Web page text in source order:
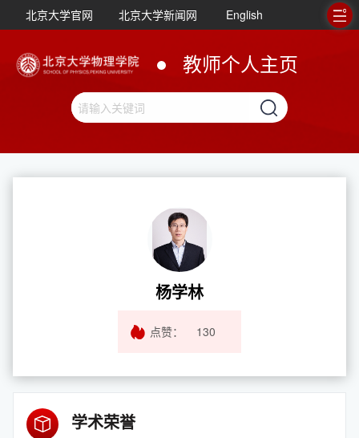
北京大学官网 北京大学新闻网 English
教师个人主页
杨学林
点赞： 130
学术荣誉